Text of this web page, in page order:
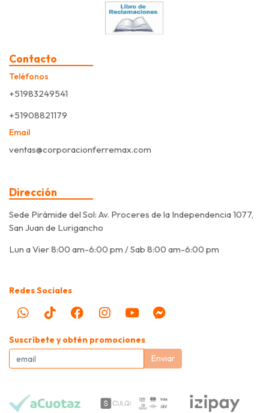
Contacto
Teléfonos
+51983249541
+51908821179
Email
ventas@corporacionferremax.com
Dirección
Sede Pirámide del Sol: Av. Proceres de la Independencia 1077,
San Juan de Lurigancho
Lun a Vier 8:00 am-6:00 pm / Sab 8:00 am-6:00 pm
Redes Sociales
Suscríbete y obtén promociones
Enviar